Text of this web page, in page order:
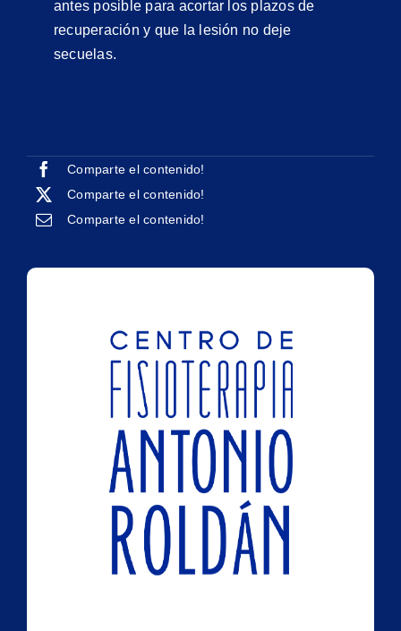
antes posible para acortar los plazos de
recuperación y que la lesión no deje
secuelas.
Comparte el contenido!
Comparte el contenido!
Comparte el contenido!